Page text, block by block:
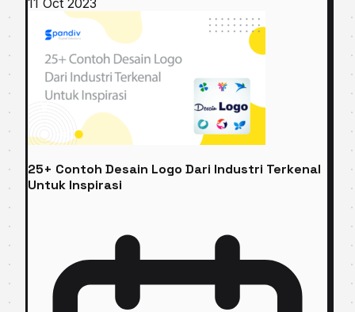
25+ Contoh Desain Logo Dari Industri Terkenal
Untuk Inspirasi